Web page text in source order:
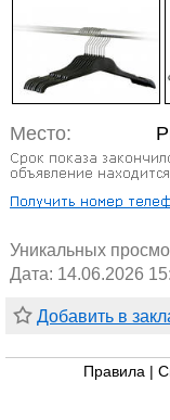
Место:
Уникальных
Дата: 14.06.2026
Добавить в
Правила